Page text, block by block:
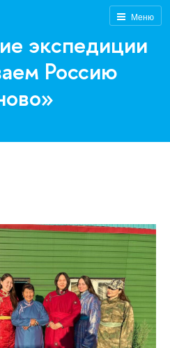
Меню
экспедиции
Россию